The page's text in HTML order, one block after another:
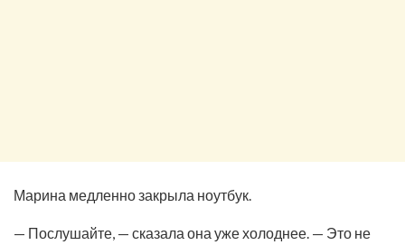
Марина медленно закрыла ноутбук.
— Послушайте, — сказала она уже холоднее. — Это не